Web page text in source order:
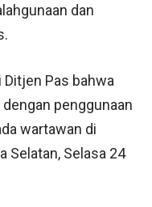
dan
Ditjen Pas bahwa
penggunaan
wartawan di
Selatan, Selasa 24